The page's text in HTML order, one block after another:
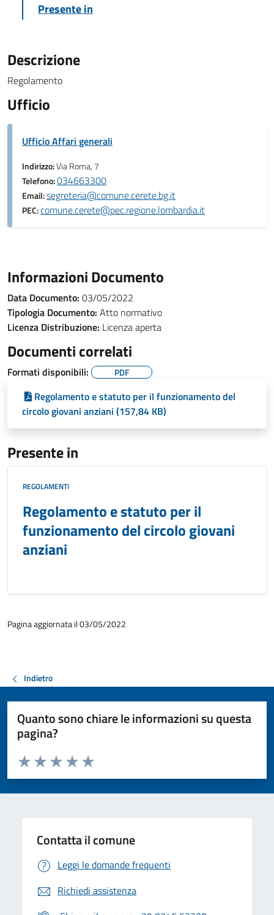
Presente in
Descrizione
Regolamento
Ufficio
Ufficio Affari generali
Indirizzo:Via Roma, 7
Telefono:034663300
Email:segreteria@comune.cerete.bg.it
PEC:comune.cerete@pec.regione.lombardia.it
Informazioni Documento
Data Documento: 03/05/2022
Tipologia Documento: Atto normativo
Licenza Distribuzione: Licenza aperta
Documenti correlati
Formati disponibili: PDF
Regolamento e statuto per il funzionamento del
circolo giovani anziani (157,84 KB)
Presente in
REGOLAMENTI
Regolamento e statuto per il
funzionamento del circolo giovani
anziani
Pagina aggiornata il 03/05/2022
Indietro
Quanto sono chiare le informazioni su questa
pagina?
Valuta da 1 a 5 stelle la pagina
Valuta 5 stelle su 5
Valuta 4 stelle su 5
Valuta 3 stelle su 5
Valuta 2 stelle su 5
Valuta 1 stelle su 5
Contatta il comune
Leggi le domande frequenti
Richiedi assistenza